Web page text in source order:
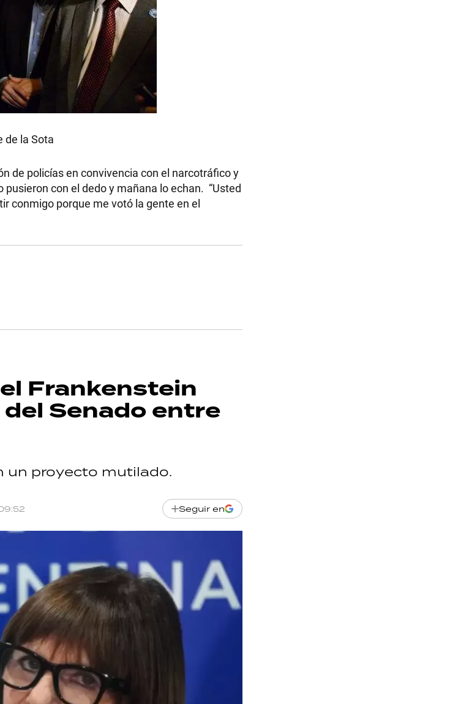
de la Sota
de policías en convivencia con el narcotráfico y
con el dedo y mañana lo echan. “Usted
conmigo porque me votó la gente en el
Frankenstein
Senado entre
un proyecto mutilado.
Seguir en